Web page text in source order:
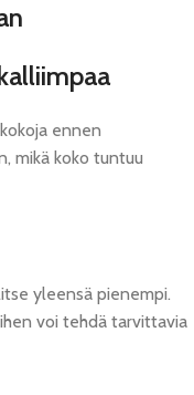
ennen
mikä koko tuntuu
yleensä pienempi.
voi tehdä tarvittavia